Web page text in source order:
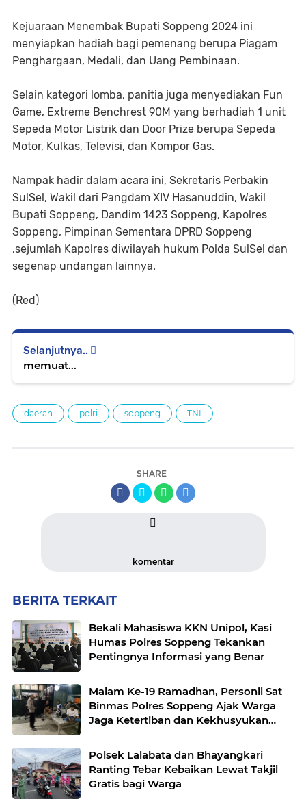
Kejuaraan Menembak Bupati Soppeng 2024 ini
menyiapkan hadiah bagi pemenang berupa Piagam
Penghargaan, Medali, dan Uang Pembinaan.
Selain kategori lomba, panitia juga menyediakan Fun
Game, Extreme Benchrest 90M yang berhadiah 1 unit
Sepeda Motor Listrik dan Door Prize berupa Sepeda
Motor, Kulkas, Televisi, dan Kompor Gas.
Nampak hadir dalam acara ini, Sekretaris Perbakin
SulSel, Wakil dari Pangdam XIV Hasanuddin, Wakil
Bupati Soppeng, Dandim 1423 Soppeng, Kapolres
Soppeng, Pimpinan Sementara DPRD Soppeng
,sejumlah Kapolres diwilayah hukum Polda SulSel dan
segenap undangan lainnya.
(Red)
Selanjutnya..
memuat...
daerah polri soppeng TNI
SHARE
komentar
BERITA TERKAIT
Bekali Mahasiswa KKN Unipol, Kasi
Humas Polres Soppeng Tekankan
Pentingnya Informasi yang Benar
Malam Ke-19 Ramadhan, Personil Sat
Binmas Polres Soppeng Ajak Warga
Jaga Ketertiban dan Kekhusyukan
Polsek Lalabata dan Bhayangkari
Ranting Tebar Kebaikan Lewat Takjil
Gratis bagi Warga